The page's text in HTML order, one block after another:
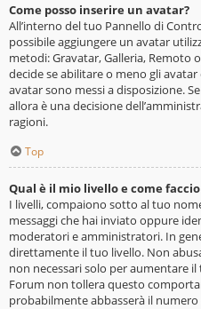
Come posso inserire un avatar?
All’interno del tuo Pannello di
possibile aggiungere un avatar
metodi: Gravatar, Galleria, Remoto
decide se abilitare o meno gli
avatar sono messi a disposizione.
allora è una decisione
ragioni.
Top
Qual è il mio livello e come
I livelli, compaiono sotto al tuo
messaggi che hai inviato oppure
moderatori e amministratori. In
direttamente il tuo livello. Non
non necessari solo per aumentare
Forum non tollera questo
probabilmente abbasserà il numero